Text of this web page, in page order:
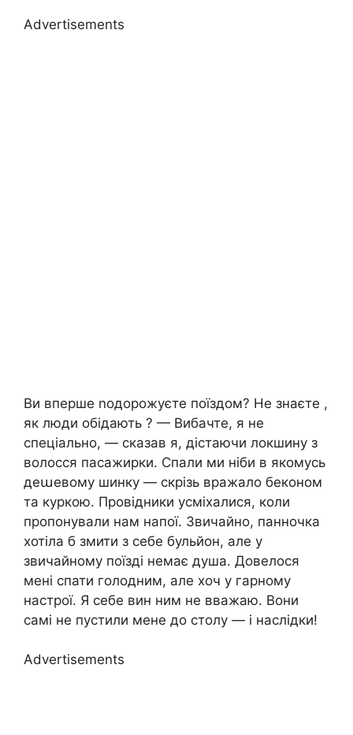
Advertisements
Ви вперше nодорожуєте поїздом? Не знаєте ,
як люди обідають ? — Вибачте, я не
спеціально, — сказав я, дістаючи локшину з
волосся пасажирки. Спали ми ніби в якомусь
деաевому шинку — скрізь вражало беконом
та куркою. Провідники усміхалися, коли
пропонували нам напої. Звичайно, панночка
хотіла б змити з себе бульйон, але у
звичайному поїзді немає душа. Довелося
мені спати голодним, але хоч у гарному
настрої. Я себе вин ним не вважаю. Вони
самі не пустили мене до столу — і наслідки!
Advertisements